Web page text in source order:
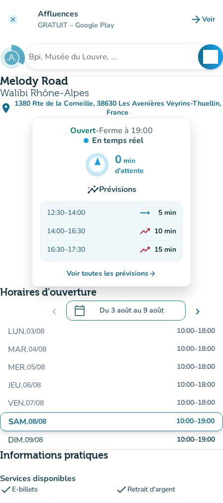
clear Affluences
GRATUIT – Google Play arrow_forward Voir
Rechercher un établissement
Melody Road
Walibi Rhône-Alpes
place 1380 Rte de la Corneille, 38630 Les Avenières Veyrins-Thuellin,
France
(ouvrir dans Google Maps)
(nouvel onglet)
Ouvert-Ferme à 19:00
En temps réel
0 min
5min
d'attente
insightsPrévisions
12:30–14:00 trending_flat 5 min
14:00–16:30 trending_up 10 min
16:30–17:30 trending_up
En hausse
15 min
Voir toutes les prévisionsarrow_forward
Horaires d'ouverture
chevron_left calendar_today Du 3 aoûtau 9 août
.Ouvrir le calendrier pour changer de
chevron_right
LUN.03/08 10:00–18:00
MAR.04/08 10:00–18:00
MER.05/08 10:00–18:00
JEU.06/08 10:00–18:00
VEN.07/08 10:00–18:00
SAM.08/08 10:00–19:00
DIM.09/08 10:00–19:00
Informations pratiques
Services disponibles
check E-billets check Retrait d'argent